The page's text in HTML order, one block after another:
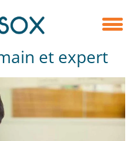
et expert